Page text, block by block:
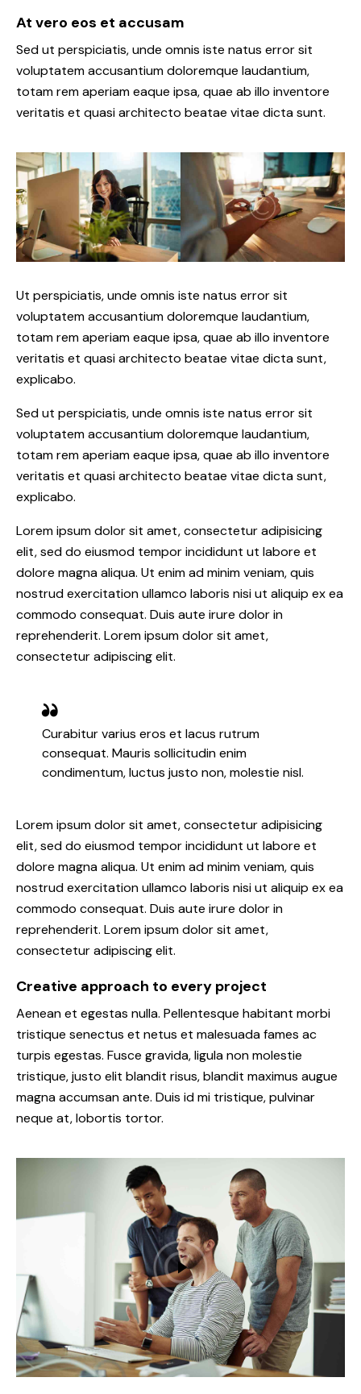
At vero eos et accusam
Sed ut perspiciatis, unde omnis iste natus error sit
voluptatem accusantium doloremque laudantium,
totam rem aperiam eaque ipsa, quae ab illo inventore
veritatis et quasi architecto beatae vitae dicta sunt.
Ut perspiciatis, unde omnis iste natus error sit
voluptatem accusantium doloremque laudantium,
totam rem aperiam eaque ipsa, quae ab illo inventore
veritatis et quasi architecto beatae vitae dicta sunt,
explicabo.
Sed ut perspiciatis, unde omnis iste natus error sit
voluptatem accusantium doloremque laudantium,
totam rem aperiam eaque ipsa, quae ab illo inventore
veritatis et quasi architecto beatae vitae dicta sunt,
explicabo.
Lorem ipsum dolor sit amet, consectetur adipisicing
elit, sed do eiusmod tempor incididunt ut labore et
dolore magna aliqua. Ut enim ad minim veniam, quis
nostrud exercitation ullamco laboris nisi ut aliquip ex ea
commodo consequat. Duis aute irure dolor in
reprehenderit. Lorem ipsum dolor sit amet,
consectetur adipiscing elit.
Curabitur varius eros et lacus rutrum
consequat. Mauris sollicitudin enim
condimentum, luctus justo non, molestie nisl.
Lorem ipsum dolor sit amet, consectetur adipisicing
elit, sed do eiusmod tempor incididunt ut labore et
dolore magna aliqua. Ut enim ad minim veniam, quis
nostrud exercitation ullamco laboris nisi ut aliquip ex ea
commodo consequat. Duis aute irure dolor in
reprehenderit. Lorem ipsum dolor sit amet,
consectetur adipiscing elit.
Creative approach to every project
Aenean et egestas nulla. Pellentesque habitant morbi
tristique senectus et netus et malesuada fames ac
turpis egestas. Fusce gravida, ligula non molestie
tristique, justo elit blandit risus, blandit maximus augue
magna accumsan ante. Duis id mi tristique, pulvinar
neque at, lobortis tortor.